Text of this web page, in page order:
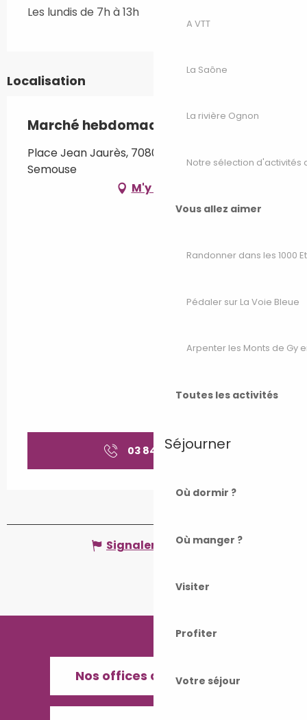
A VTT
La Saône
La rivière Ognon
Notre sélection d'activités
Vous allez aimer
Randonner dans les 1000
Pédaler sur La Voie Bleue
Arpenter les Monts de Gy
Toutes les activités
Séjourner
Où dormir ?
Où manger ?
Visiter
Profiter
Votre séjour
Les lundis de 7h à 13h
Localisation
Marché hebdomadaire
Place Jean Jaurès, 70800 Saint-Loup-sur-
Semouse
M'y rendre
03 84 49 06▒▒
Signaler une erreur
Nos offices de Tourisme